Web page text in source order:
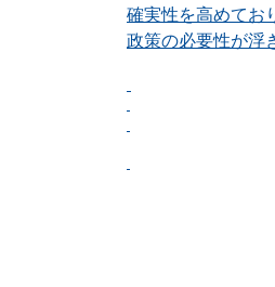
確実性を高めてお
政策の必要性が浮